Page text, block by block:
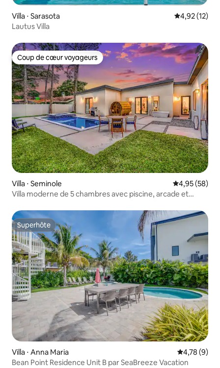
Villa ⋅ Sarasota Évaluation
4,92 (12)
Lautus Villa
Coup de cœur voyageurs
Coup de cœur voyageurs
Villa ⋅ Seminole Évaluation
4,95 (58)
Villa moderne de 5 chambres avec piscine, arcade et
Superhôte
Superhôte
Villa ⋅ Anna Maria Évaluation
4,78 (9)
Bean Point Residence Unit B par SeaBreeze Vacation